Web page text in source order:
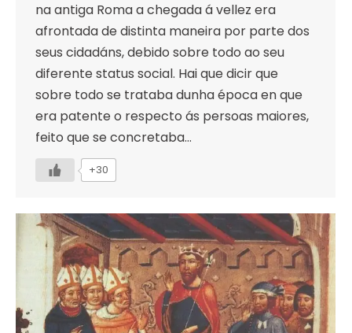
na antiga Roma a chegada á vellez era
afrontada de distinta maneira por parte dos
seus cidadáns, debido sobre todo ao seu
diferente status social. Hai que dicir que
sobre todo se trataba dunha época en que
era patente o respecto ás persoas maiores,
feito que se concretaba…
+30